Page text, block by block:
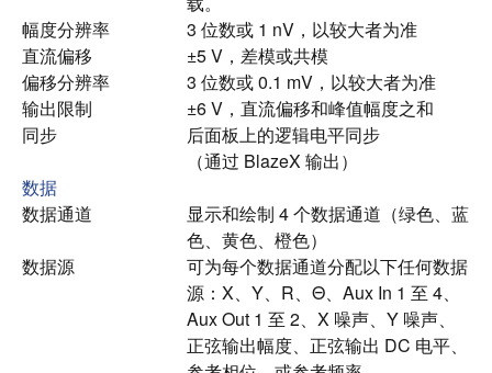
幅度分辨率
3 位数或 1 nV，以较大者为准
直流偏移
±5 V，差模或共模
偏移分辨率
3 位数或 0.1 mV，以较大者为准
输出限制
±6 V，直流偏移和峰值幅度之和
同步
后面板上的逻辑电平同步
（通过 BlazeX 输出）
数据
数据通道
显示和绘制 4 个数据通道（绿色、蓝
色、黄色、橙色）
数据源
可为每个数据通道分配以下任何数据
源：X、Y、R、Θ、Aux In 1 至 4、
Aux Out 1 至 2、X 噪声、Y 噪声、
正弦输出幅度、正弦输出 DC 电平、